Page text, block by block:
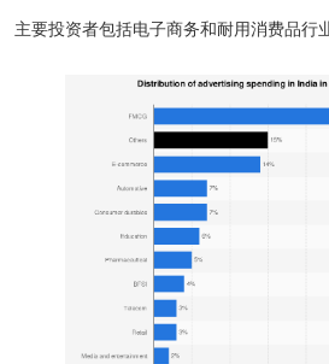
主要投资者包括电子商务和耐用消费品行业